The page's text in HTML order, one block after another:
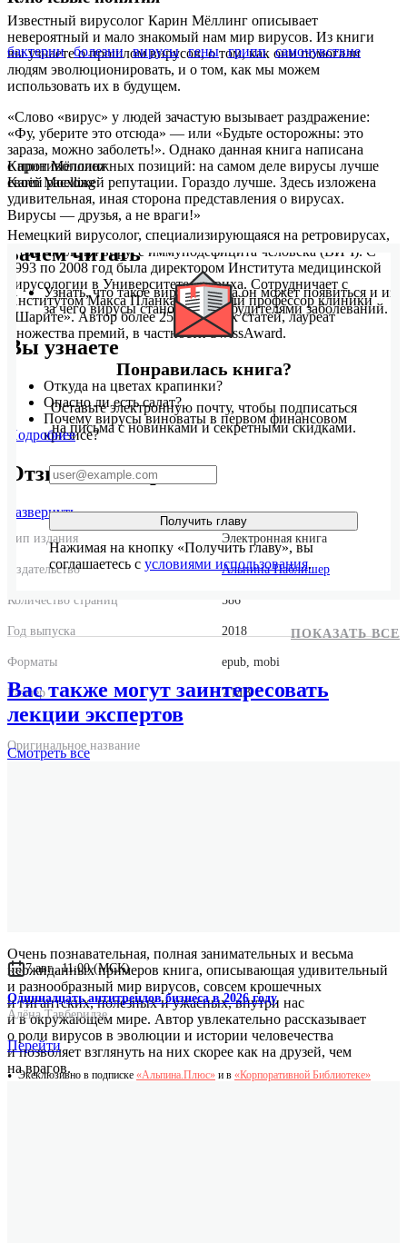
Известный вирусолог Карин Мёллинг описывает
невероятный и мало знакомый нам мир вирусов. Из книги
вы узнаете о прошлом вирусов, о том, как они помогали
людям эволюционировать, и о том, как мы можем
использовать их в будущем.
«Слово «вирус» у людей зачастую вызывает раздражение:
«Фу, уберите это отсюда» — или «Будьте осторожны: это
зараза, можно заболеть!». Однако данная книга написана
с противоположных позиций: на самом деле вирусы лучше
своей расхожей репутации. Гораздо лучше. Здесь изложена
удивительная, иная сторона представления о вирусах.
Вирусы — друзья, а не враги!»
Зачем читать
Узнать, что такое вирус, откуда он может появиться и из-
за чего вирусы становятся возбудителями заболеваний.
Вы узнаете
Откуда на цветах крапинки?
Опасно ли есть салат?
Почему вирусы виноваты в первом финансовом
кризисе?
Отзывы экспертов
Развернуть
бактерии болезни вирусы гены грипп самочувствие
Карин Мёллинг
Karin Moelling
Немецкий вирусолог, специализирующаяся на ретровирусах,
в том числе на вирусе иммунодефицита человека (ВИЧ). С
1993 по 2008 год была директором Института медицинской
вирусологии в Университете Цюриха. Сотрудничает с
Институтом Макса Планка, почетный профессор клиники
«Шарите». Автор более 250 научных статей, лауреат
множества премий, в частности SwissAward.
Подробнее
Тип издания Электронная книга
Издательство Альпина Паблишер
Количество страниц 586
Год выпуска 2018
Форматы epub, mobi
Размер 7 MB
Оригинальное название
Очень познавательная, полная занимательных и весьма
неожиданных примеров книга, описывающая удивительный
и разнообразный мир вирусов, совсем крошечных
и гигантских, полезных и ужасных, внутри нас
и в окружающем мире. Автор увлекательно рассказывает
о роли вирусов в эволюции и истории человечества
и позволяет взглянуть на них скорее как на друзей, чем
на врагов.
Понравилась книга?
Оставьте электронную почту, чтобы подписаться
на письма с новинками и секретными скидками.
Получить главу
Нажимая на кнопку «Получить главу», вы
соглашаетесь с условиями использования.
ПОКАЗАТЬ ВСЕ
Вас также могут заинтересовать
лекции экспертов
Смотретьвсе
7 авг., 11:00 (МСК)
Одиннадцать антитрендов бизнеса в 2026 году
Алёна Тавберидзе
Перейти
Эксклюзивно в подписке «Альпина.Плюс» и в «Корпоративной Библиотеке»